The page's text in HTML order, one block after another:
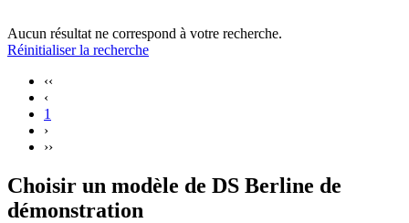
Aucun résultat ne correspond à votre recherche.
Réinitialiser la recherche
‹‹
‹
1
›
››
Choisir un modèle de DS Berline de
démonstration